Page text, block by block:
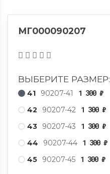
МГ000090207
ВЫБЕРИТЕ РАЗМЕР:
41 90207-41 1 300 ₽
42 90207-42 1 300 ₽
43 90207-43 1 300 ₽
44 90207-44 1 300 ₽
45 90207-45 1 300 ₽